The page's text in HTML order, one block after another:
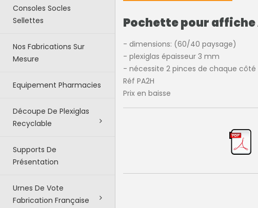
Consoles Socles
Sellettes
Nos Fabrications Sur
Mesure
Equipement Pharmacies
Découpe De Plexiglas
Recyclable
Supports De
Présentation
Urnes De Vote
Fabrication Française
Pochette pour affiche
- dimensions: (60/40 paysage)
- plexiglas épaisseur 3 mm
- nécessite 2 pinces de chaque côté
Réf PA2H
Prix en baisse